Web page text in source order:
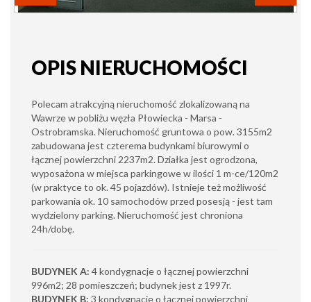
OPIS NIERUCHOMOŚCI
Polecam atrakcyjną nieruchomość zlokalizowaną na
Wawrze w pobliżu węzła Płowiecka - Marsa -
Ostrobramska. Nieruchomość gruntowa o pow. 3155m2
zabudowana jest czterema budynkami biurowymi o
łącznej powierzchni 2237m2. Działka jest ogrodzona,
wyposażona w miejsca parkingowe w ilości 1 m-ce/120m2
(w praktyce to ok. 45 pojazdów). Istnieje też możliwość
parkowania ok. 10 samochodów przed posesją - jest tam
wydzielony parking. Nieruchomość jest chroniona
24h/dobę.
BUDYNEK A: 4 kondygnacje o łącznej powierzchni
996m2; 28 pomieszczeń; budynek jest z 1997r.
BUDYNEK B: 3 kondygnacje o łącznej powierzchni